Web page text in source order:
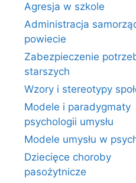
Agresja w szkole
Administracja
powiecie
Zabezpieczenie
starszych
Wzory i stereotypy
Modele i paradygmaty
psychologii umysłu
Modele umysłu w
Dziecięce choroby
pasożytnicze